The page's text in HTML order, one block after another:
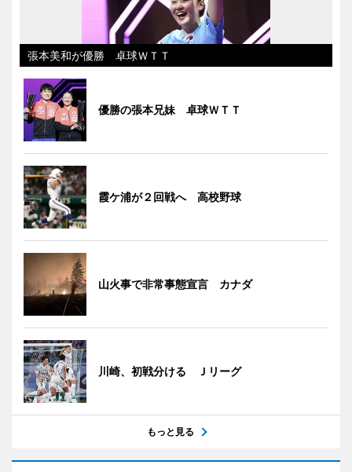
張本美和が優勝 卓球ＷＴＴ
優勝の張本兄妹 卓球ＷＴＴ
霞ケ浦が２回戦へ 高校野球
山火事で非常事態宣言 カナダ
川崎、初戦分ける Ｊリーグ
もっと見る